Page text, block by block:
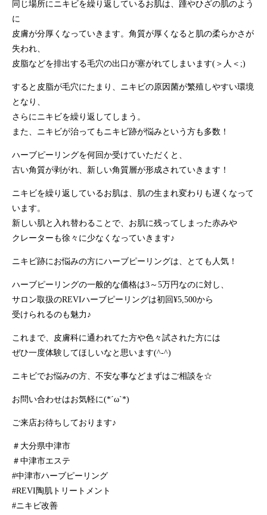
同じ場所にニキビを繰り返しているお肌は、踵やひざの肌のよう
に
皮膚が分厚くなっていきます。角質が厚くなると肌の柔らかさが
失われ、
皮脂などを排出する毛穴の出口が塞がれてしまいます(＞人＜;)
すると皮脂が毛穴にたまり、ニキビの原因菌が繁殖しやすい環境
となり、
さらにニキビを繰り返してしまう。
また、ニキビが治ってもニキビ跡が悩みという方も多数！
ハーブピーリングを何回か受けていただくと、
古い角質が剥がれ、新しい角質層が形成されていきます！
ニキビを繰り返しているお肌は、肌の生まれ変わりも遅くなって
います。
新しい肌と入れ替わることで、お肌に残ってしまった赤みや
クレーターも徐々に少なくなっていきます♪
ニキビ跡にお悩みの方にハーブピーリングは、とても人気！
ハーブピーリングの一般的な価格は3～5万円なのに対し、
サロン取扱のREVIハーブピーリングは初回¥5,500から
受けられるのも魅力♪
これまで、皮膚科に通われてた方や色々試された方には
ぜひ一度体験してほしいなと思います(^-^)
ニキビでお悩みの方、不安な事などまずはご相談を☆
お問い合わせはお気軽に(*´ω`*)
ご来店お待ちしております♪
＃大分県中津市
＃中津市エステ
#中津市ハーブピーリング
#REVI陶肌トリートメント
#ニキビ改善